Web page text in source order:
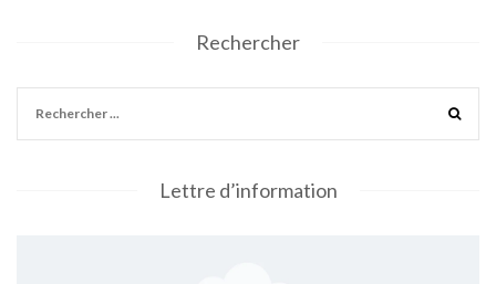
Rechercher
Lettre d’information